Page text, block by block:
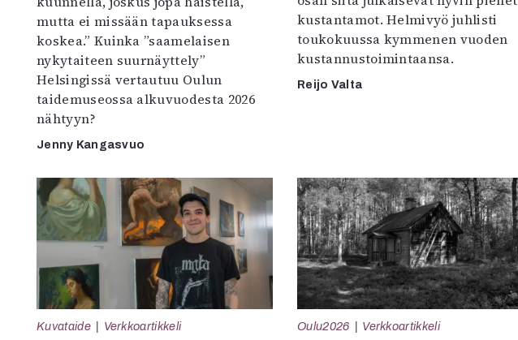
mutta ei missään tapauksessa
koskea.” Kuinka ”saamelaisen
nykytaiteen suurnäyttely”
Helsingissä vertautuu Oulun
taidemuseossa alkuvuodesta 2026
nähtyyn?
Jenny Kangasvuo
kustantamot. Helmivyö juhlisti
toukokuussa kymmenen vuoden
kustannustoimintaansa.
Reijo Valta
Kuvataide Verkkoartikkeli Oulu2026 Verkkoartikkeli